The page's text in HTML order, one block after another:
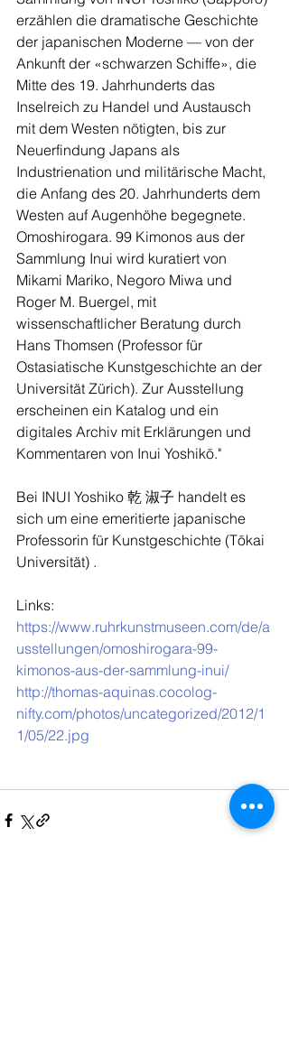
erzählen die dramatische Geschichte
der japanischen Moderne — von der
Ankunft der «schwarzen Schiffe», die
Mitte des 19. Jahrhunderts das
Inselreich zu Handel und Austausch
mit dem Westen nötigten, bis zur
Neuerfindung Japans als
Industrienation und militärische Macht,
die Anfang des 20. Jahrhunderts dem
Westen auf Augenhöhe begegnete.
Omoshirogara. 99 Kimonos aus der
Sammlung Inui wird kuratiert von
Mikami Mariko, Negoro Miwa und
Roger M. Buergel, mit
wissenschaftlicher Beratung durch
Hans Thomsen (Professor für
Ostasiatische Kunstgeschichte an der
Universität Zürich). Zur Ausstellung
erscheinen ein Katalog und ein
digitales Archiv mit Erklärungen und
Kommentaren von Inui Yoshikō."
Bei INUI Yoshiko 乾 淑子 handelt es
sich um eine emeritierte japanische
Professorin für Kunstgeschichte (Tōkai
Universität) .
Links:
https://www.ruhrkunstmuseen.com/de/a
usstellungen/omoshirogara-99-
kimonos-aus-der-sammlung-inui/
http://thomas-aquinas.cocolog-
nifty.com/photos/uncategorized/2012/1
1/05/22.jpg